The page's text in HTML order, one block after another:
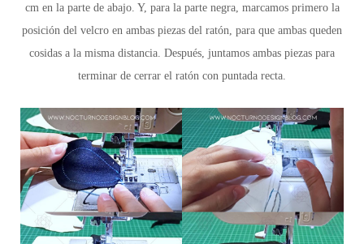
cm en la parte de abajo. Y, para la parte negra, marcamos primero la
posición del velcro en ambas piezas del ratón, para que ambas queden
cosidas a la misma distancia. Después, juntamos ambas piezas para
terminar de cerrar el ratón con puntada recta.